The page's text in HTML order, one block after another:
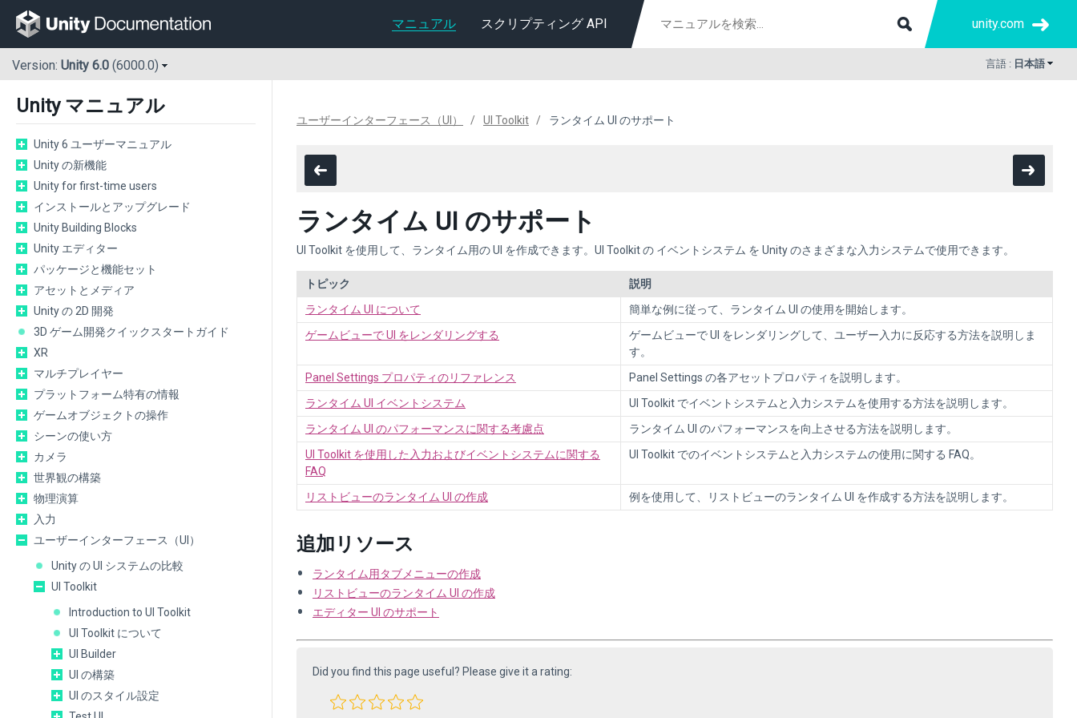
マニュアル スクリプティング API unity.com
Version: Unity 6.0 (6000.0) 言語 : 日本語
Unity マニュアル
Unity 6 ユーザーマニュアル
Unity の新機能
Unity for first-time users
インストールとアップグレード
Unity Building Blocks
Unity エディター
パッケージと機能セット
アセットとメディア
Unity の 2D 開発
3D ゲーム開発クイックスタートガイド
XR
マルチプレイヤー
プラットフォーム特有の情報
ゲームオブジェクトの操作
シーンの使い方
カメラ
世界観の構築
物理演算
入力
ユーザーインターフェース（UI）
Unity の UI システムの比較
UI Toolkit
Introduction to UI Toolkit
UI Toolkit について
UI Builder
UI の構築
UI のスタイル設定
ユーザーインターフェース（UI） UI Toolkit ランタイム UI のサポート
ランタイム UI のサポート
UI Toolkit を使用して、ランタイム用の UI を作成できます。UI Toolkit の イベントシステム を Unity のさまざまな入力システムで使用できます。
トピック
説明
ランタイム UI について
簡単な例に従って、ランタイム UI の使用を開始します。
ゲームビューで UI をレンダリングする
ゲームビューで UI をレンダリングして、ユーザー入力に反応する方法を説明しま
す。
Panel Settings プロパティのリファレンス
Panel Settings の各アセットプロパティを説明します。
ランタイム UI イベントシステム
UI Toolkit でイベントシステムと入力システムを使用する方法を説明します。
ランタイム UI のパフォーマンスに関する考慮点
ランタイム UI のパフォーマンスを向上させる方法を説明します。
UI Toolkit を使用した入力およびイベントシステムに関する
FAQ
UI Toolkit でのイベントシステムと入力システムの使用に関する FAQ。
リストビューのランタイム UI の作成 例を使用して、リストビューのランタイム UI を作成する方法を説明します。
追加リソース
ランタイム用タブメニューの作成
リストビューのランタイム UI の作成
エディター UI のサポート
Did you find this page useful? Please give it a rating: